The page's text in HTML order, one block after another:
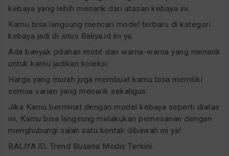
kebaya yang lebih menarik dari atasan kebaya ini.
Kamu bisa langsung mencari model terbaru di kategori
kebaya jadi di situs Baliya.id ini ya.
Ada banyak piliahan motif dan warna-warna yang menarik
untuk kamu jadikan koleksi.
Harga yang murah juga membuat kamu bisa memiliki
semua varian yang menarik sekaligus.
Jika Kamu berminat dengan model kebaya seperti diatas
ini, Kamu bisa langsung melakukan pemesanan dengan
menghubungi salah satu kontak dibawah ini ya!
BALIYA.ID, Trend Busana Modis Terkini.